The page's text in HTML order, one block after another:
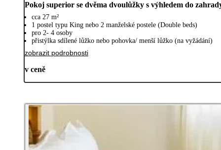
Pokoj superior se dvěma dvoulůžky s výhledem do
cca 27 m²
1 postel typu King nebo 2 manželské postele (Double beds)
pro 2- 4 osoby
přistýlka sdílené lůžko nebo pohovka/ menší lůžko (na vyžádání)
zobrazit podrobnosti
v ceně